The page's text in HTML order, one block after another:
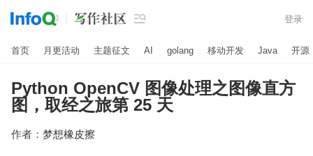
 登录
首页 月更活动 主题征文 AI golang 移动开发 Java 开源
Python OpenCV 图像处理之图像直方
图，取经之旅第 25 天
作者： 梦想橡皮擦